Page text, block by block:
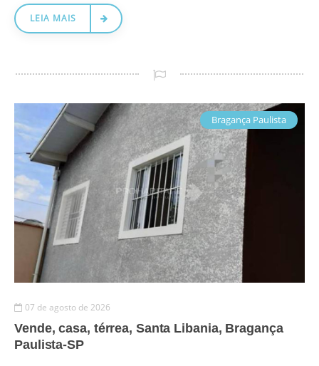
LEIA MAIS
Bragança Paulista
07 de agosto de 2026
Vende, casa, térrea, Santa Libania, Bragança
Paulista-SP